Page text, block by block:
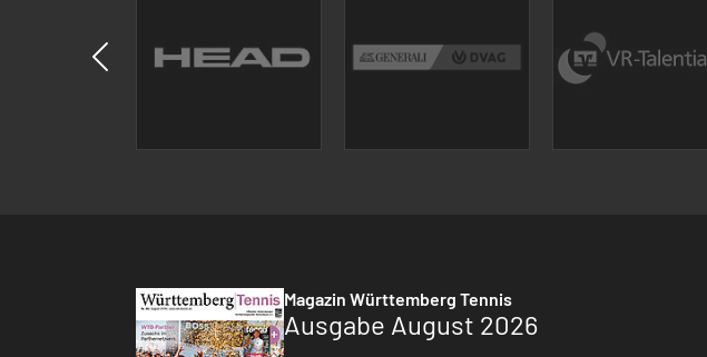
Magazin Württemberg Tennis
Ausgabe August 2026